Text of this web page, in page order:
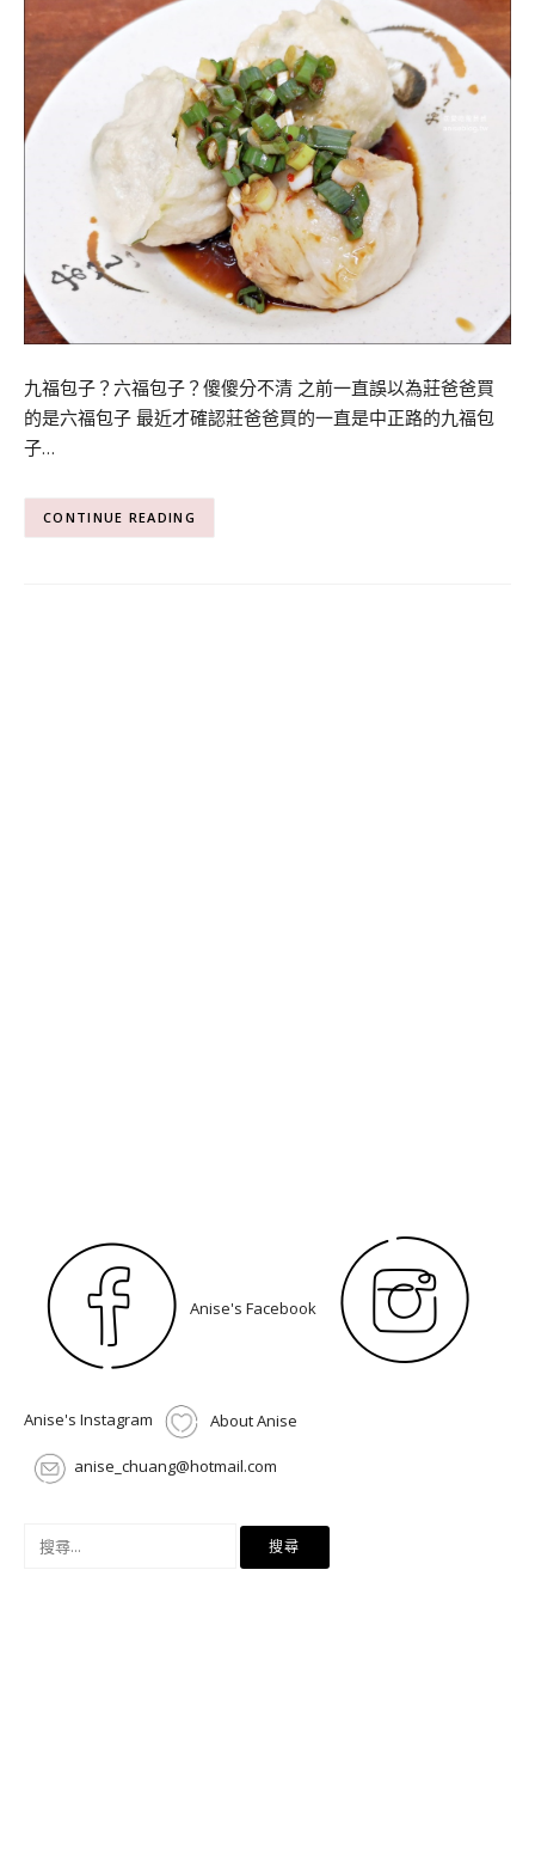
九福包子？六福包子？傻傻分不清 之前一直誤以為莊爸爸買
的是六福包子 最近才確認莊爸爸買的一直是中正路的九福包
子…
CONTINUE READING
Anise's Facebook
Anise's Instagram About Anise
anise_chuang@hotmail.com